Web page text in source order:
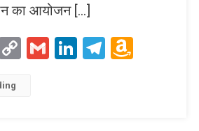
का आयोजन […]
CopyGmailLinkedIn
Telegram